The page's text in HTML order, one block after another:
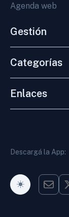
Agenda web
Gestión
Categorías
Enlaces
Descargá la App:
Modo Oscuro